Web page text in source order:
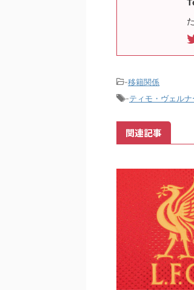
-移籍関係
-ティモ・ヴェルナ
関連記事